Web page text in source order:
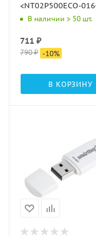
<NT02P500ECO-
(с SD адаптером)
В наличии > 50 шт.
711 ₽
790₽ -10%
В КОРЗИНУ